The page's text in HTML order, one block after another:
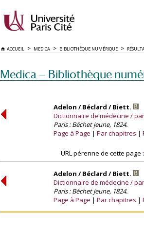
ACCUEIL MEDICA BIBLIOTHÈQUE NUMÉRIQUE
Medica — Bibliothèque
Adelon / Béclard / Biett.
Dictionnaire de médecine / par
Paris : Béchet jeune, 1824.
Page à Page
Par chapitres
URL pérenne de cette page :
Adelon / Béclard / Biett.
Dictionnaire de médecine / par
Paris : Béchet jeune, 1824.
Page à Page
Par chapitres